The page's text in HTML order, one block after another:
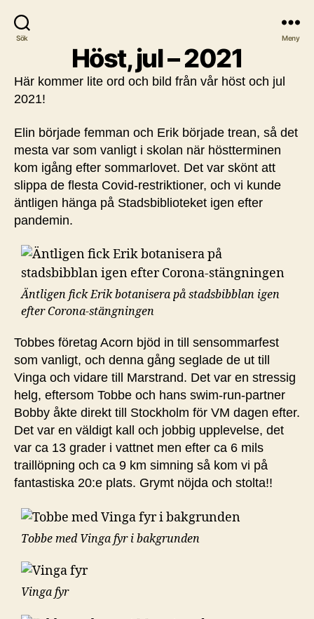
Sök Meny
Höst, jul – 2021
Här kommer lite ord och bild från vår höst och jul
2021!
Elin började femman och Erik började trean, så det
mesta var som vanligt i skolan när höstterminen
kom igång efter sommarlovet. Det var skönt att
slippa de flesta Covid-restriktioner, och vi kunde
äntligen hänga på Stadsbiblioteket igen efter
pandemin.
Äntligen fick Erik botanisera på stadsbibblan igen
efter Corona-stängningen
Tobbes företag Acorn bjöd in till sensommarfest
som vanligt, och denna gång seglade de ut till
Vinga och vidare till Marstrand. Det var en stressig
helg, eftersom Tobbe och hans swim-run-partner
Bobby åkte direkt till Stockholm för VM dagen efter.
Det var en väldigt kall och jobbig upplevelse, det
var ca 13 grader i vattnet men efter ca 6 mils
traillöpning och ca 9 km simning så kom vi på
fantastiska 20:e plats. Grymt nöjda och stolta!!
Tobbe med Vinga fyr i bakgrunden
Vinga fyr